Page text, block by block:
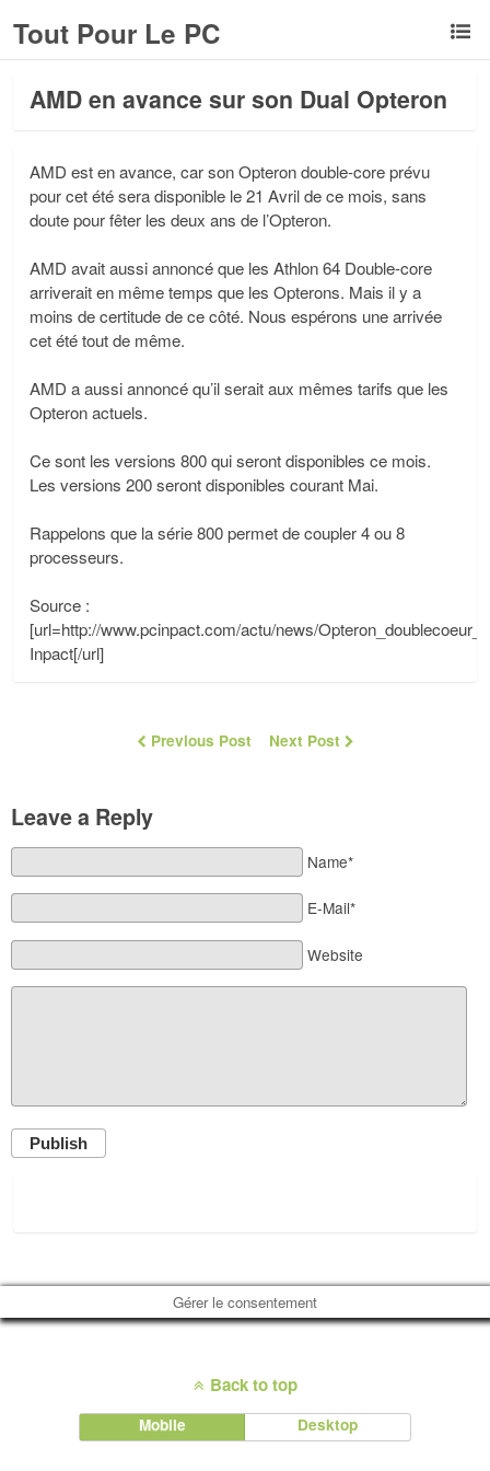
Tout Pour Le PC
AMD en avance sur son Dual Opteron
AMD est en avance, car son Opteron double-core prévu
pour cet été sera disponible le 21 Avril de ce mois, sans
doute pour fêter les deux ans de l’Opteron.
AMD avait aussi annoncé que les Athlon 64 Double-core
arriverait en même temps que les Opterons. Mais il y a
moins de certitude de ce côté. Nous espérons une arrivée
cet été tout de même.
AMD a aussi annoncé qu’il serait aux mêmes tarifs que les
Opteron actuels.
Ce sont les versions 800 qui seront disponibles ce mois.
Les versions 200 seront disponibles courant Mai.
Rappelons que la série 800 permet de coupler 4 ou 8
processeurs.
Source :
[url=http://www.pcinpact.com/actu/news/
Inpact[/url]
Previous Post Next Post
Leave a Reply
Name*
E-Mail*
Website
Publish
Gérer le consentement
Back to top
Mobile Desktop